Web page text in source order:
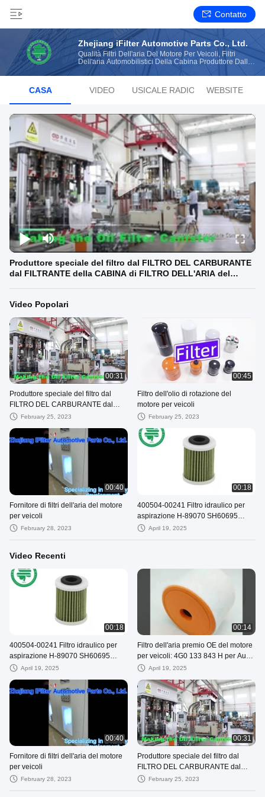
Contatto
Zhejiang iFilter Automotive Parts Co., Ltd.
Qualità Filtri Dell'aria Del Motore Per Veicoli, Filtri
Dell'aria Automobilistici Della Cabina Produttore Dalla
CASA VIDEO
LISTA MUSICALE RADIOFONICA
WEBSITE
Produttore speciale del filtro dal FILTRO DEL CARBURANTE
dal FILTRANTE della CABINA di FILTRO DELL'ARIA del
Video Popolari
00:31
Produttore speciale del filtro dal
FILTRO DEL CARBURANTE dal
FILTRANTE della CABINA di FILTRO
February 25, 2023
00:45
Filtro dell'olio di rotazione del
motore per veicoli
February 25, 2023
00:40
Fornitore di filtri dell'aria del motore
per veicoli
February 28, 2023
00:18
400504-00241 Filtro idraulico per
aspirazione H-89070 SH60695
Filtro idraulico per aspirazione di
April 19, 2025
Video Recenti
00:18
400504-00241 Filtro idraulico per
aspirazione H-89070 SH60695
Filtro idraulico per aspirazione di
April 19, 2025
00:14
Filtro dell'aria premio OE del motore
per veicoli: 4G0 133 843 H per Audi
A6 con 2.0L Turbo (12-19)
April 19, 2025
00:40
Fornitore di filtri dell'aria del motore
per veicoli
February 28, 2023
00:31
Produttore speciale del filtro dal
FILTRO DEL CARBURANTE dal
FILTRANTE della CABINA di FILTRO
February 25, 2023